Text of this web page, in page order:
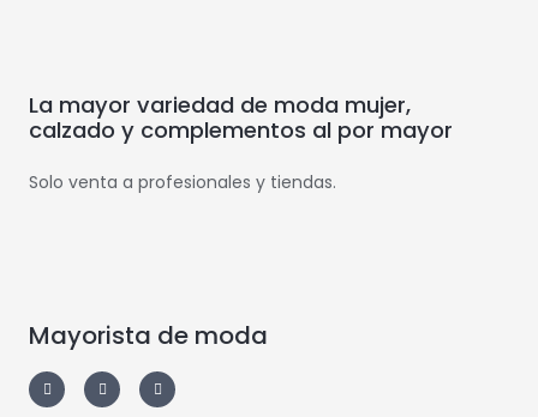
La mayor variedad de moda mujer,
calzado y complementos al por mayor
Solo venta a profesionales y tiendas.
Mayorista de moda